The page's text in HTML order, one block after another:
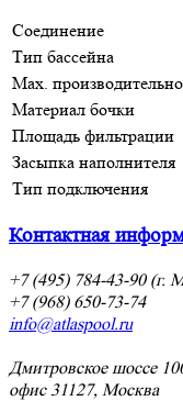
Соединение
Тип бассейна
Max.
Материал бочки
Площадь фильтрации
Засыпка наполнителя
Тип подключения
Контактная
+7 (495) 784-43-90 (г.
+7 (968) 650-73-74
info@atlaspool.ru
Дмитровское шоссе
офис 31127, Москва